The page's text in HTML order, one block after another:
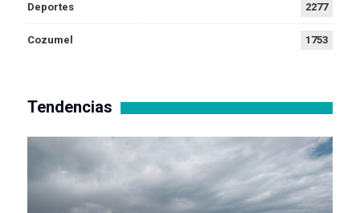
Deportes 2277
Cozumel 1753
Tendencias